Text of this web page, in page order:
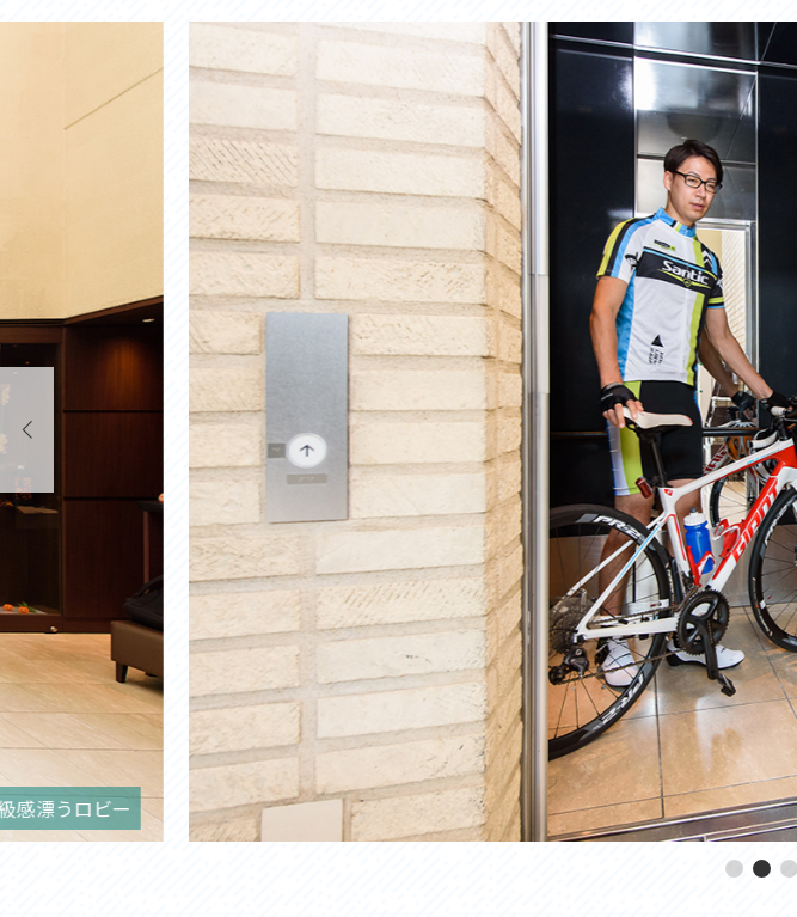
サイクリストにやさしい宿
広域レンタサイクル
自転車修理施設
サイクルサポートステーション
休憩所・トイレ
サポートライダー
りんりんスクエア土浦
つくば霞ヶ浦りんりんロード利活用推進協
オリジナルグッズ
台湾「大東北角観光圏」との観光友好交流
旧筑波鉄道を廻る旅
ライドプラン
サイクリストにやさしい宿
レンタサイクル
サイクルサポートステーション
自転車修理施設
サポートライダー
奥久慈里山ヒルクライムルート利活用推進
協議会
への持ち込みができる。